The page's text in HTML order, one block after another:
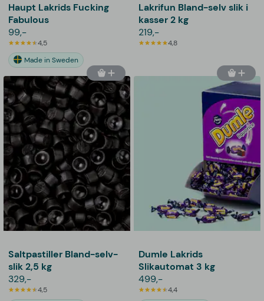
Haupt Lakrids Fucking
Fabulous
99,-
4,5
Made in Sweden
Lakrifun Bland-selv slik i
kasser 2 kg
219,-
4,8
Saltpastiller Bland-selv-
slik 2,5 kg
329,-
4,5
Dumle Lakrids
Slikautomat 3 kg
499,-
4,4